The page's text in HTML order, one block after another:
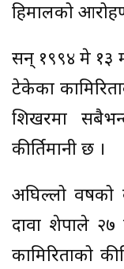
हिमालको
सन् १९९४ मे १३
टेकेका
शिखरमा
कीर्तिमानी छ ।
अघिल्लो
दावा शेर्पाले
कामिरिताको